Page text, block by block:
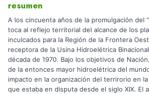
resumen
A los cincuenta años de la promulgación del
toca al reflejo territorial del alcance de los
inculcados para la Región de la Frontera
receptora de la Usina Hidroelétrica
década de 1970. Bajo los objetivos de
de la entonces mayor hidroelétrica del
impacto en la organización del terrirorio en
que estaba en disputa desde el siglo XIX. El